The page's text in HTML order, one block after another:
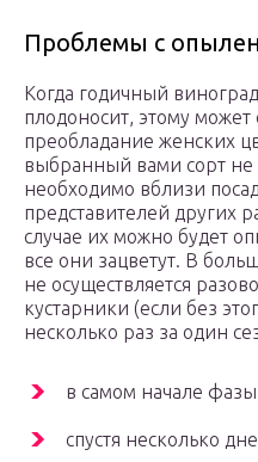
Проблемы с
Когда годичный
плодоносит, этому может
преобладание женских
выбранный вами сорт не
необходимо вблизи
представителей других
случае их можно будет
все они зацветут. В
не осуществляется
кустарники (если без
несколько раз за один
в самом начале
спустя несколько